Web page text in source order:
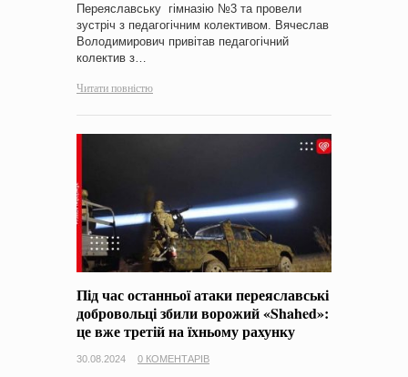
Переяславську гімназію №3 та провели
зустріч з педагогічним колективом. Вячеслав
Володимирович привітав педагогічний
колектив з…
Читати повністю
Під час останньої атаки переяславські
добровольці збили ворожий «Shahed»:
це вже третій на їхньому рахунку
30.08.2024 0 КОМЕНТАРІВ